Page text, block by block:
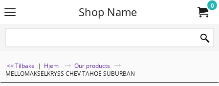
Shop Name 0
<< Tilbake | Hjem
Our products
MELLOMAKSELKRYSS CHEV TAHOE SUBURBAN